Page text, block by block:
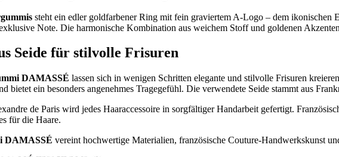
steht ein edler goldfarbener Ring mit fein graviertem A-Logo – dem
Note. Die harmonische Kombination aus weichem Stoff und goldenen
Seide für stilvolle Frisuren
DAMASSÉ lassen sich in wenigen Schritten elegante und stilvolle Frisuren
bietet ein besonders angenehmes Tragegefühl. Die verwendete Seide stammt aus
de Paris wird jedes Haaraccessoire in sorgfältiger Handarbeit gefertigt.
für die Haare.
DAMASSÉ vereint hochwertige Materialien, französische Couture-Handwerkskunst